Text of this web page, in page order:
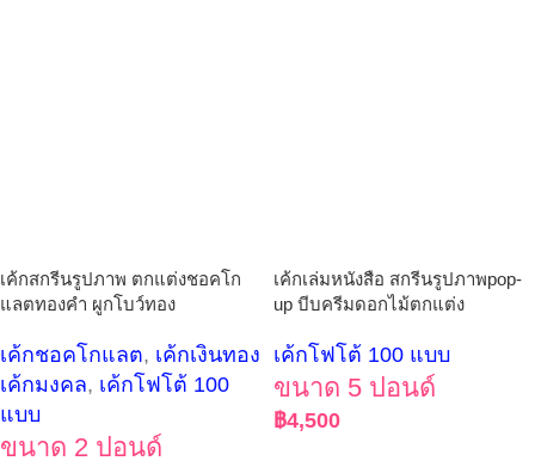
เค้กสกรีนรูปภาพ ตกแต่งชอคโก
แลตทองคำ ผูกโบว์ทอง
เค้กชอคโกแลต, เค้กเงินทอง
เค้กมงคล, เค้กโฟโต้ 100
แบบ
ขนาด 2 ปอนด์
เค้กเล่มหนังสือ สกรีนรูปภาพpop-
up บีบครีมดอกไม้ตกแต่ง
เค้กโฟโต้ 100 แบบ
ขนาด 5 ปอนด์
฿4,500